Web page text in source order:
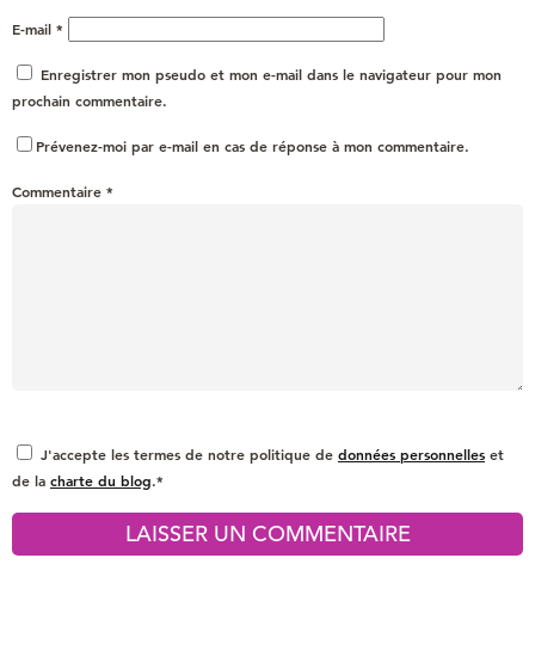
E-mail *
Enregistrer mon pseudo et mon e-mail dans le navigateur pour mon
prochain commentaire.
Prévenez-moi par e-mail en cas de réponse à mon commentaire.
Commentaire *
J'accepte les termes de notre politique de données personnelles et
de la charte du blog.*